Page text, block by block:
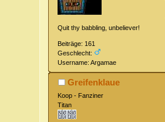
Quit thy babbling, unbeliever!
Beiträge: 161
Geschlecht:
Username: Argamae
Greifenklaue
Koop - Fanziner
Titan